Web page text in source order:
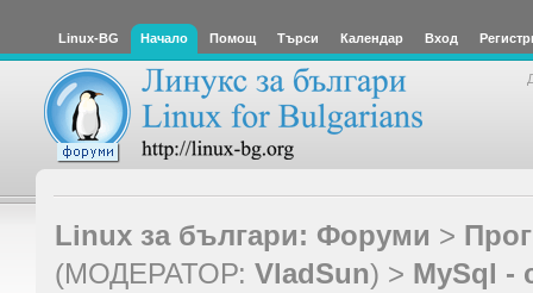
Linux-BG Начало Помощ Търси Календар Вход
Linux за българи: Форуми >
(МОДЕРАТОР: VladSun) > MySql -